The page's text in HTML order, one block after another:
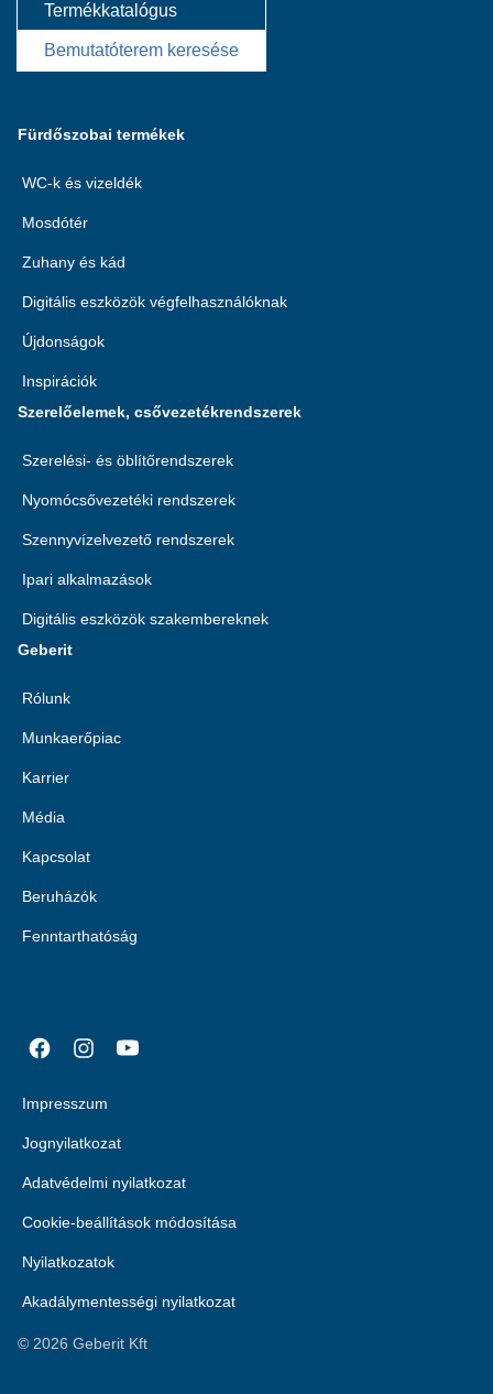
Termékkatalógus
Bemutatóterem keresése
Fürdőszobai termékek
WC-k és vizeldék
Mosdótér
Zuhany és kád
Digitális eszközök végfelhasználóknak
Újdonságok
Inspirációk
Szerelőelemek, csővezetékrendszerek
Szerelési- és öblítőrendszerek
Nyomócsővezetéki rendszerek
Szennyvízelvezető rendszerek
Ipari alkalmazások
Digitális eszközök szakembereknek
Geberit
Rólunk
Munkaerőpiac
Karrier
Média
Kapcsolat
Beruházók
Fenntarthatóság
Impresszum
Jognyilatkozat
Adatvédelmi nyilatkozat
Cookie-beállítások módosítása
Nyilatkozatok
Akadálymentességi nyilatkozat
© 2026 Geberit Kft